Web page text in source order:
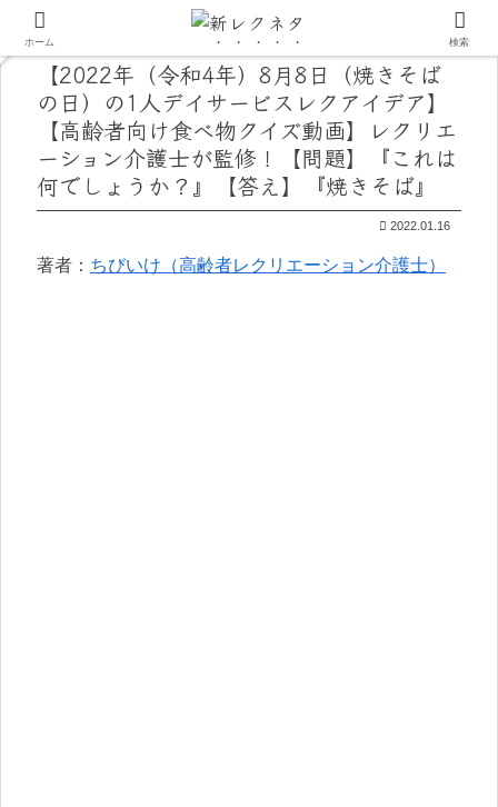
【2022年（令和4年）8月8日（焼きそば
の日）の1人デイサービスレクアイデア】
【高齢者向け食べ物クイズ動画】レクリエ
ーション介護士が監修！【問題】『これは
何でしょうか？』【答え】『焼きそば』
2022.01.16
著者： ちびいけ（高齢者レクリエーション介護士）
ホーム 検索